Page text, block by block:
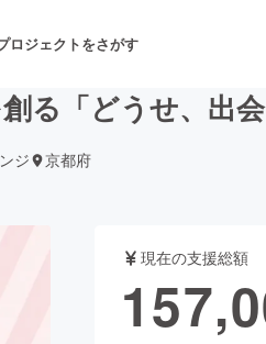
ロジェクトをさがす
舞台・パフォーマンス
る「どうせ、出
ジ 京都府
現在の支援総額